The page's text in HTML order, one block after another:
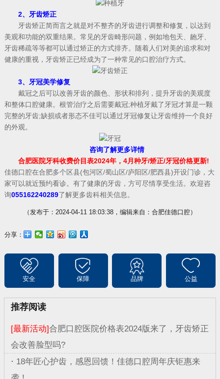
2、牙齿矫正
牙齿矫正简而言之就是对不整齐的牙齿进行调整和修复，以达到
美观和功能的双重结果。常见的牙齿畸形问题，例如地包天、龅牙、
牙齿稀疏等等都可以通过矫正的方式排齐。随着人们对美的追求和对
健康的重视，牙齿矫正已经成为了一种常见的口腔治疗方式。
3、牙冠美学修复
戴冠之后可以改善牙齿的颜色、形状和排列，提升牙齿的美观度
和整体口腔健康。根管治疗之后需要戴冠;种植牙戴了牙冠才算是一颗
完整的牙齿;缺损或者形态不佳可以通过牙冠修复让牙齿维持一个良好
的外观。
咨询了解更多详情
合肥医院牙科收费价目表2024年，4月种牙/矫正/牙冠价格更新!
佳德口腔在合肥多个区县(包河区/蜀山区/庐阳区/肥西县)开设门诊，大
家可以就近预约看诊。有了健康的牙齿，方可尽情享受生活。欢迎咨
询055162240289了解更多齿科相关信息。
（发布于：2024-04-11 18:03:38，编辑来自：合肥佳德口腔）
分享：
安全 保障 品牌 公益
推荐阅读
[最新活动]合肥口腔医院价格表2024版来了，牙齿矫正
会改善脸型吗?
· 18年匠心护齿，感恩回馈！佳德口腔周年庆钜惠来